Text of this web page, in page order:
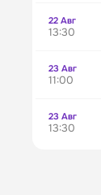
22 Авг
13:30
23 Авг
11:00
23 Авг
13:30